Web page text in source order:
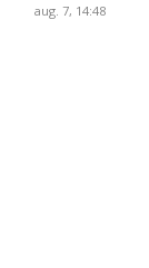
aug. 7, 14:48